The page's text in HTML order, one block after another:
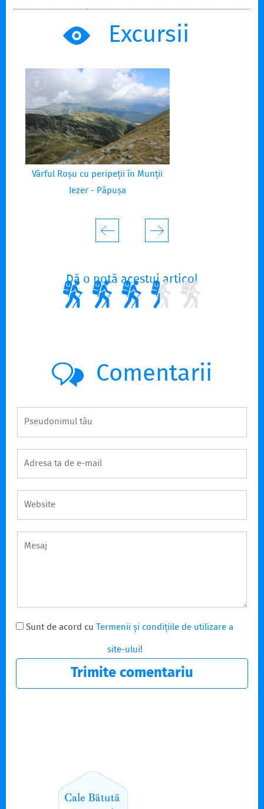
Excursii
Vârful Roșu cu peripeții în Munții
Iezer - Păpușa
Dă o notă acestui articol
Comentarii
Sunt de acord cuTermenii și condițiile de utilizare a
site-ului!